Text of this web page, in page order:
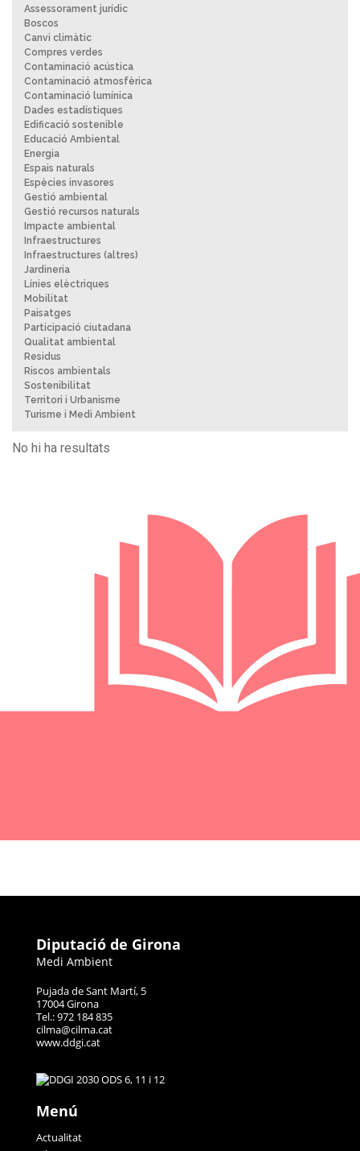
Assessorament jurídic
Boscos
Canvi climàtic
Compres verdes
Contaminació acústica
Contaminació atmosfèrica
Contaminació lumínica
Dades estadístiques
Edificació sostenible
Educació Ambiental
Energia
Espais naturals
Espècies invasores
Gestió ambiental
Gestió recursos naturals
Impacte ambiental
Infraestructures
Infraestructures (altres)
Jardineria
Línies elèctriques
Mobilitat
Paisatges
Participació ciutadana
Qualitat ambiental
Residus
Riscos ambientals
Sostenibilitat
Territori i Urbanisme
Turisme i Medi Ambient
No hi ha resultats
Diputació de Girona
Medi Ambient
Pujada de Sant Martí, 5
17004 Girona
Tel.: 972 184 835
cilma@cilma.cat
www.ddgi.cat
Menú
Actualitat